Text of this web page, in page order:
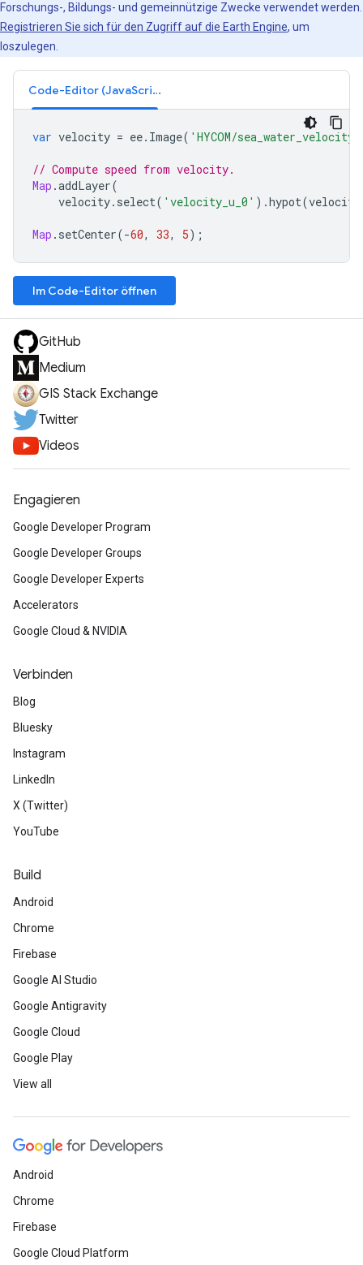
Forschungs-, Bildungs- und gemeinnützige Zwecke verwendet werden.
Registrieren Sie sich für den Zugriff auf die Earth Engine, um
loszulegen.
Code-Editor (JavaScript)
var velocity = ee. Image( 'HYCOM/sea_water_velocity/
// Compute speed from velocity.
Map .addLayer(
velocity. select( 'velocity_u_0' ).hypot(velocity
Map . setCenter(-60, 33, 5);
Im Code-Editor öffnen
GitHub
Medium
GIS Stack Exchange
Twitter
Videos
Engagieren
Google Developer Program
Google Developer Groups
Google Developer Experts
Accelerators
Google Cloud & NVIDIA
Verbinden
Blog
Bluesky
Instagram
LinkedIn
X (Twitter)
YouTube
Build
Android
Chrome
Firebase
Google AI Studio
Google Antigravity
Google Cloud
Google Play
View all
Android
Chrome
Firebase
Google Cloud Platform